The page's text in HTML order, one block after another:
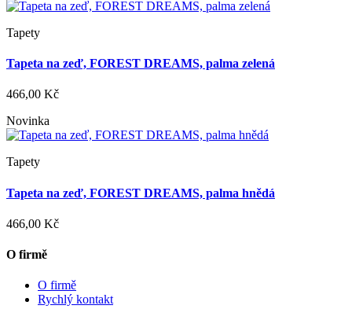
Tapety
Tapeta na zeď, FOREST DREAMS, palma zelená
466,00 Kč
Novinka
Tapety
Tapeta na zeď, FOREST DREAMS, palma hnědá
466,00 Kč
O firmě
O firmě
Rychlý kontakt